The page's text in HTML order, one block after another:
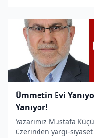
Ümmetin Evi
Yanıyor!
Yazarımız Mustafa
üzerinden yargı-